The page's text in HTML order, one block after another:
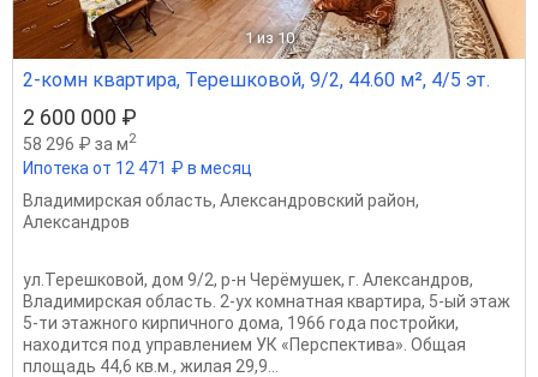
1 из 10
2-комн квартира, Терешковой, 9/2, 44.60 м², 4/5 эт.
2 600 000 ₽
58 296 ₽ за м2
Ипотека от 12 471 ₽ в месяц
Владимирская область, Александровский район,
Александров
ул.Терешковой, дом 9/2, р-н Черёмушек, г. Александров,
Владимирская область. 2-ух комнатная квартира, 5-ый этаж
5-ти этажного кирпичного дома, 1966 года постройки,
находится под управлением УК «Перспектива». Общая
площадь 44,6 кв.м., жилая 29,9...